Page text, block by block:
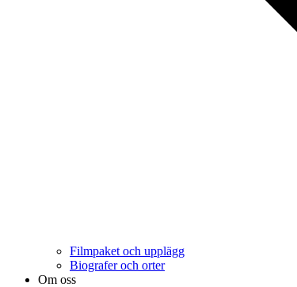
Filmpaket och upplägg
Biografer och orter
Om oss